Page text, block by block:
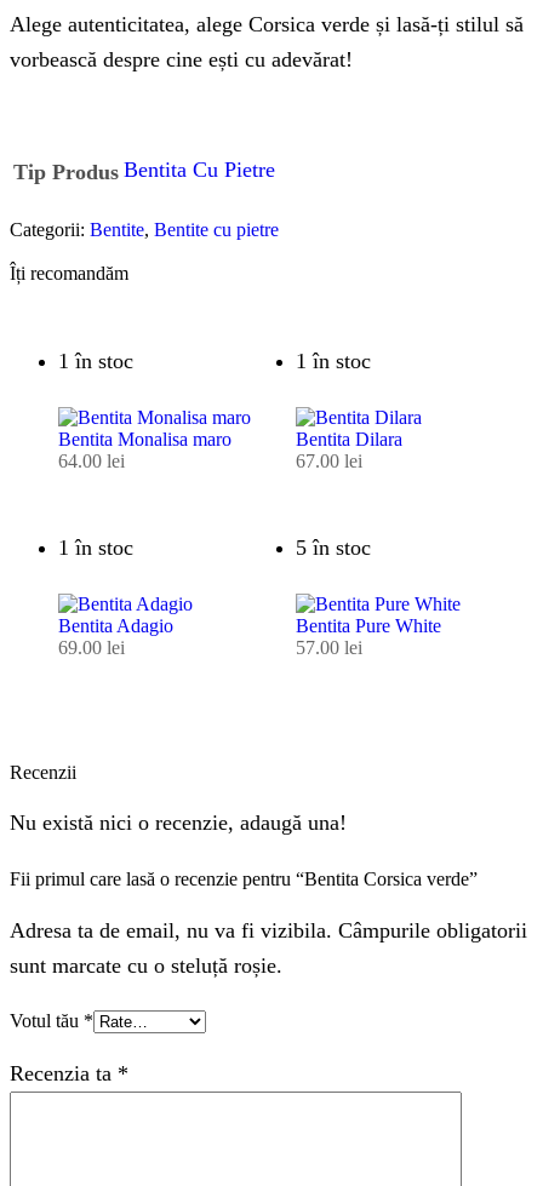
Alege autenticitatea, alege Corsica verde și lasă-ți stilul să
vorbească despre cine ești cu adevărat!
Tip Produs Bentita Cu Pietre
Categorii: Bentite, Bentite cu pietre
Îți recomandăm
1 în stoc
Bentita Monalisa maro
64.00 lei
1 în stoc
Bentita Dilara
67.00 lei
1 în stoc
Bentita Adagio
69.00 lei
5 în stoc
Bentita Pure White
57.00 lei
Recenzii
Nu există nici o recenzie, adaugă una!
Fii primul care lasă o recenzie pentru “Bentita Corsica verde”
Adresa ta de email, nu va fi vizibila. Câmpurile obligatorii
sunt marcate cu o steluță roșie.
Votul tău *
Recenzia ta *